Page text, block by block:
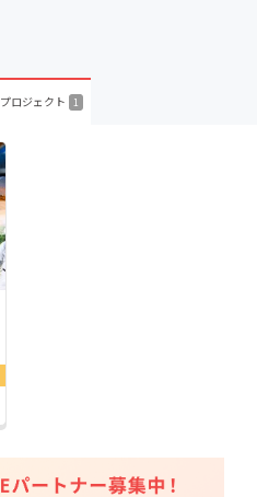
プロジェクト 1